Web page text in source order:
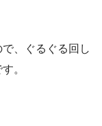
、ぐるぐる回し
。